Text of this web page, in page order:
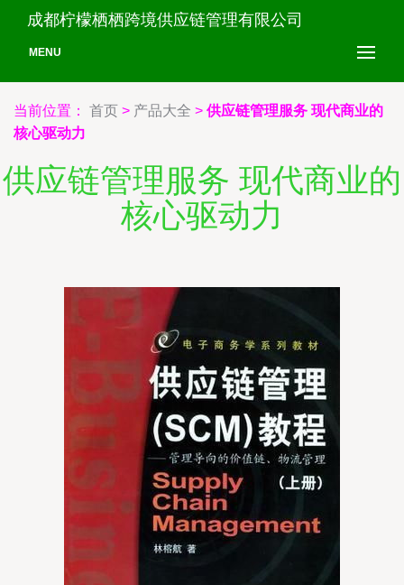
成都柠檬栖栖跨境供应链管理有限公司
MENU
当前位置： 首页 > 产品大全 > 供应链管理服务 现代商业的
核心驱动力
供应链管理服务 现代商业的
核心驱动力